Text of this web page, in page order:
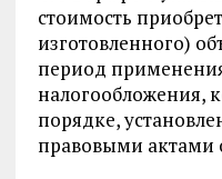
стоимость
изготовленного)
период
налогообложения,
порядке,
правовыми актами